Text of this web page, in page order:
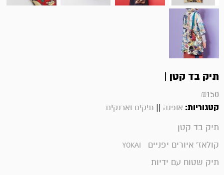
תיק בד קטן |
₪150
קטגוריות: אופנה || תיקים וארנקים
תיק בד קטן
קולאז' איורים יפניים
תיק שטוח עם ידיות